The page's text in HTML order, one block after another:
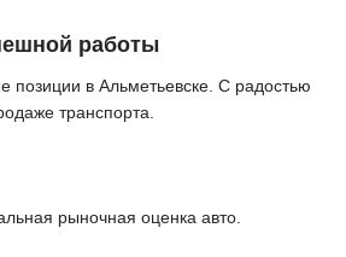
работы
в Альметьевске. С радостью
транспорта.
рыночная оценка авто.